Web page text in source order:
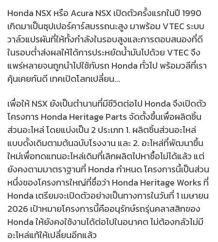
Honda NSX หรือ Acura NSX เปิดตัวครั้งแรกในปี 1990
เกิดมาเป็นซุปเปอร์คาร์สมรรถนะสูง มาพร้อม VTEC ระบบ
วาล์วแปรผันที่ให้ทั้งกำลังในรอบสูงและการตอบสนองที่ดี
ในรอบต่ำส่งผลให้ได้การประหยัดน้ำมันไปด้วย VTEC จึง
แพร่หลายจนถูกนำไปใช้กับรถ Honda ทั่วไป พร้อมวลีที่เรา
คุ้นเคยกันดี เทคเปิดโลกเปลี่ยน...
เพื่อให้ NSX ยังเป็นตำนานที่มีชีวิตต่อไป Honda จึงเปิดตัว
โครงการ Honda Heritage Parts จัดตั้งขึ้นเพื่อผลิตชิ้น
ส่วนอะไหล่ โดยแบ่งเป็น 2 ประเภท 1. ผลิตชิ้นส่วนอะไหล่
แบบดั้งเดิมตามต้นฉบับโรงงาน และ 2. อะไหล่ที่พัฒนาขึ้น
ใหม่เพื่อทดแทนอะไหล่เดิมที่เลิกผลิตไปหาซื้อไม่ได้แล้ว แต่
ยังคงตามมาตราฐานที่ Honda กำหนด โครงการนี้เป็นส่วน
หนึ่งของโครงการใหญ่ที่ชื่อว่า Honda Heritage Works ที่
Honda เตรียมจะเปิดตัวอย่างเป็นทางการในวันที่ 1 เมษายน
2026 เป้าหมายโครงการนี้คืออนุรักษ์รถรุ่นคลาสสิกของ
Honda ให้ยังคงใช้งานได้ต่อไปในอนาคต ไม่ต้องกลัวไม่มี
อะไหล่แท้ให้เปลี่ยนอีกแล้ว